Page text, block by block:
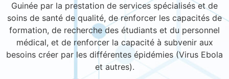
Guinée par la prestation de services spécialisés et de
soins de santé de qualité, de renforcer les capacités de
formation, de recherche des étudiants et du personnel
médical, et de renforcer la capacité à subvenir aux
besoins créer par les différentes épidémies (Virus Ebola
et autres).